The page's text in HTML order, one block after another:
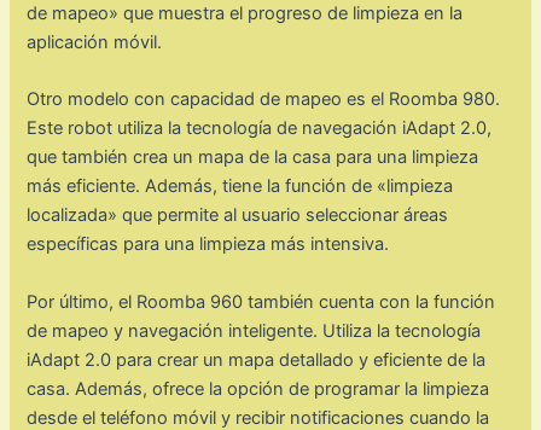
de mapeo» que muestra el progreso de limpieza en la
aplicación móvil.
Otro modelo con capacidad de mapeo es el Roomba 980.
Este robot utiliza la tecnología de navegación iAdapt 2.0,
que también crea un mapa de la casa para una limpieza
más eficiente. Además, tiene la función de «limpieza
localizada» que permite al usuario seleccionar áreas
específicas para una limpieza más intensiva.
Por último, el Roomba 960 también cuenta con la función
de mapeo y navegación inteligente. Utiliza la tecnología
iAdapt 2.0 para crear un mapa detallado y eficiente de la
casa. Además, ofrece la opción de programar la limpieza
desde el teléfono móvil y recibir notificaciones cuando la